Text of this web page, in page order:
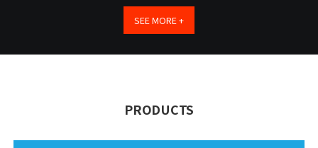
SEE MORE +
PRODUCTS